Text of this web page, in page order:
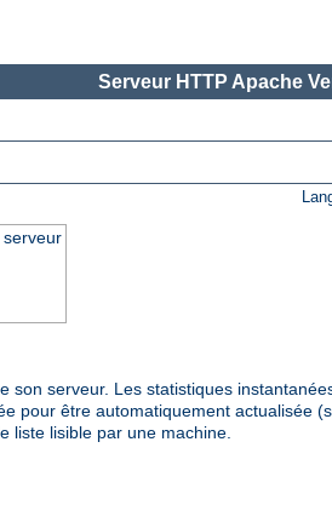
Serveur HTTP Apache
serveur. Les statistiques
pour être automatiquement actualisée
liste lisible par une machine.